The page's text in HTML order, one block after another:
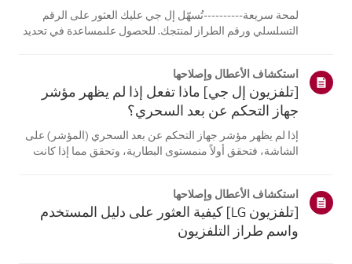
لمحة سريعة----------تُسهّل إل جي عليك العثور على الرقم
التسلسلي ورقم الطراز لمنتجك. للحصول علىمساعدة في تحديد
تختلف الصور أو ا...
استكشاف الأعطال وإصلاحها
[تلفزيون إل جي] ماذا تفعل إذا لم يظهر مؤشر
جهاز التحكم عن بعد السحري؟
إذا لم يظهر مؤشر جهاز التحكم عن بعد السحري (المؤشر) على
الشاشة، فتحقق أولاً منمستوى البطارية، وتحقق مما إذا كانت
التلفزيون. أعد تسج...
استكشاف الأعطال وإصلاحها
[تلفزيون LG] كيفية العثور على دليل المستخدم
واسم طراز التلفزيون